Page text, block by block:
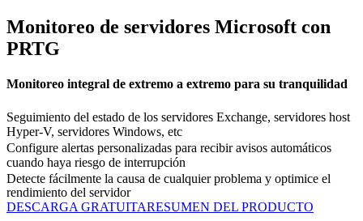
Monitoreo de servidores Microsoft con
PRTG
Monitoreo integral de extremo a extremo para su tranquilidad
Seguimiento del estado de los servidores Exchange, servidores host
Hyper-V, servidores Windows, etc
Configure alertas personalizadas para recibir avisos automáticos
cuando haya riesgo de interrupción
Detecte fácilmente la causa de cualquier problema y optimice el
rendimiento del servidor
DESCARGA GRATUITARESUMEN DEL PRODUCTO